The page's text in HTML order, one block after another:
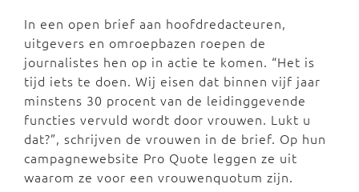
In een open brief aan hoofdredacteuren,
uitgevers en omroepbazen roepen de
journalistes hen op in actie te komen. “Het is
tijd iets te doen. Wij eisen dat binnen vijf jaar
minstens 30 procent van de leidinggevende
functies vervuld wordt door vrouwen. Lukt u
dat?”, schrijven de vrouwen in de brief. Op hun
campagnewebsite Pro Quote leggen ze uit
waarom ze voor een vrouwenquotum zijn.